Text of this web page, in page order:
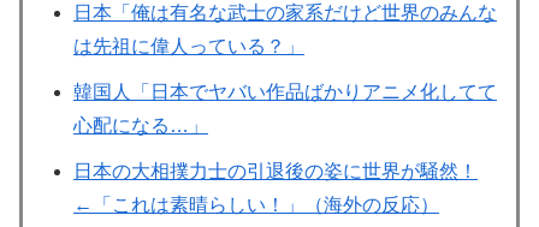
日本「俺は有名な武士の家系だけど世界のみんな
は先祖に偉人っている？」
韓国人「日本でヤバい作品ばかりアニメ化してて
心配になる…」
日本の大相撲力士の引退後の姿に世界が騒然！
←「これは素晴らしい！」（海外の反応）